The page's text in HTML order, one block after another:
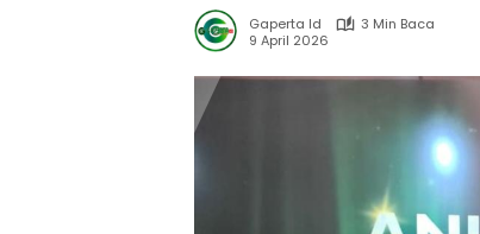
Gaperta Id
3 Min Baca
9 April 2026